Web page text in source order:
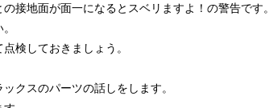
接地面が面一になるとスベリますよ！の警告です。
検しておきましょう。
クスのパーツの話しをします。